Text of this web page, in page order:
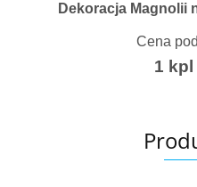
Dekoracja Magnolii
Cena
1 kpl